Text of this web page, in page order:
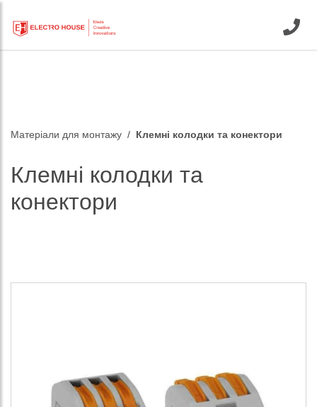
Матеріали для монтажу Клемні колодки та конектори
Клемні колодки та
конектори